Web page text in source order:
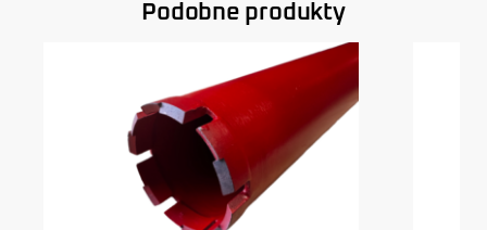
Podobne produkty